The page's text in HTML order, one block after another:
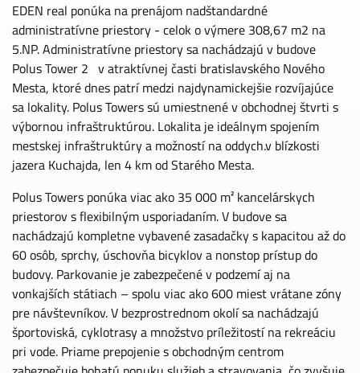
EDEN real ponúka na prenájom nadštandardné
administratívne priestory - celok o výmere 308,67 m2 na
5.NP. Administratívne priestory sa nachádzajú v budove
Polus Tower 2 v atraktívnej časti bratislavského Nového
Mesta, ktoré dnes patrí medzi najdynamickejšie rozvíjajúce
sa lokality. Polus Towers sú umiestnené v obchodnej štvrti s
výbornou infraštruktúrou. Lokalita je ideálnym spojením
mestskej infraštruktúry a možností na oddych.v blízkosti
jazera Kuchajda, len 4 km od Starého Mesta.
Polus Towers ponúka viac ako 35 000 m² kancelárskych
priestorov s flexibilným usporiadaním. V budove sa
nachádzajú kompletne vybavené zasadačky s kapacitou až do
60 osôb, sprchy, úschovňa bicyklov a nonstop prístup do
budovy. Parkovanie je zabezpečené v podzemí aj na
vonkajších státiach – spolu viac ako 600 miest vrátane zóny
pre návštevníkov. V bezprostrednom okolí sa nachádzajú
športoviská, cyklotrasy a množstvo príležitostí na rekreáciu
pri vode. Priame prepojenie s obchodným centrom